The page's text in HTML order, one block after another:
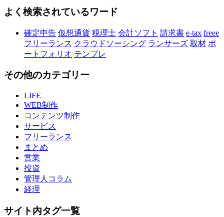
よく検索されているワード
確定申告 仮想通貨 税理士 会計ソフト 請求書 e-tax freee
フリーランス クラウドソーシング ランサーズ 取材 ポ
ートフォリオ テンプレ
その他のカテゴリー
LIFE
WEB制作
コンテンツ制作
サービス
フリーランス
まとめ
営業
投資
管理人コラム
経理
サイト内タグ一覧